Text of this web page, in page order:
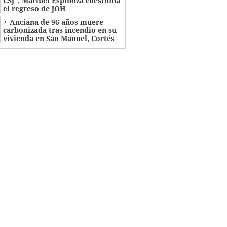
el regreso de JOH
Anciana de 96 años muere
carbonizada tras incendio en su
vivienda en San Manuel, Cortés